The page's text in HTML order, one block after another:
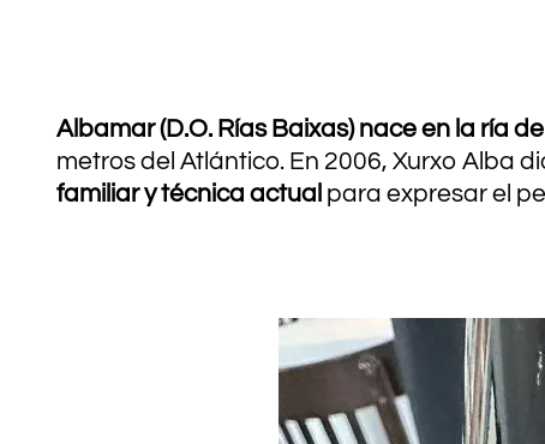
Albamar (D.O. Rías Baixas) nace en la ría
metros del Atlántico. En 2006, Xurxo Alba
familiar y técnica actual para expresar el